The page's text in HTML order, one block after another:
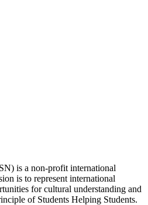
is a non-profit international
is to represent international
for cultural understanding and
of Students Helping Students.